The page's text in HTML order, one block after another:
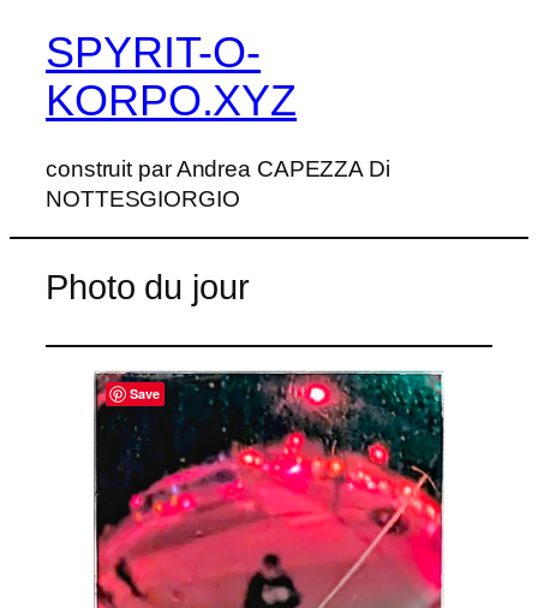
Aller
contenu
SPYRIT-O-
KORPO.XYZ
construit par Andrea CAPEZZA Di
NOTTESGIORGIO
Photo du jour
Save